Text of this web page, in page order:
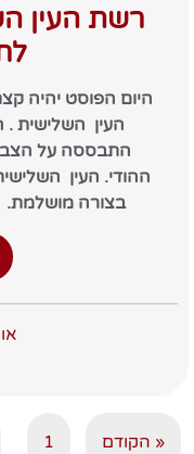
רשת העין
היום הפוסט יהיה
התבססה על
ההודי. העין
בצורה
« הקודם 1